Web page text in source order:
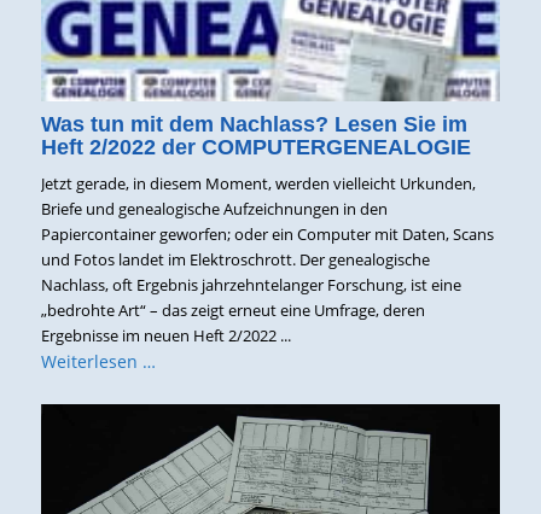
Was tun mit dem Nachlass? Lesen Sie im
Heft 2/2022 der COMPUTERGENEALOGIE
Jetzt gerade, in diesem Moment, werden vielleicht Urkunden,
Briefe und genealogische Aufzeichnungen in den
Papiercontainer geworfen; oder ein Computer mit Daten, Scans
und Fotos landet im Elektroschrott. Der genealogische
Nachlass, oft Ergebnis jahrzehntelanger Forschung, ist eine
„bedrohte Art“ – das zeigt erneut eine Umfrage, deren
Ergebnisse im neuen Heft 2/2022 ...
Weiterlesen …